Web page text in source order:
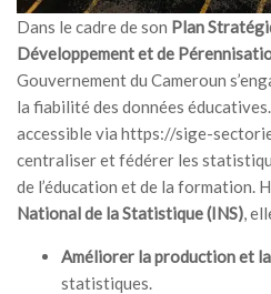
Dans le cadre de son Plan
Développement et de
Gouvernement du Cameroun
la fiabilité des données
accessible via https://sige-
centraliser et fédérer les
de l’éducation et de la formation.
National de la Statistique (INS),
Améliorer la production et
statistiques.